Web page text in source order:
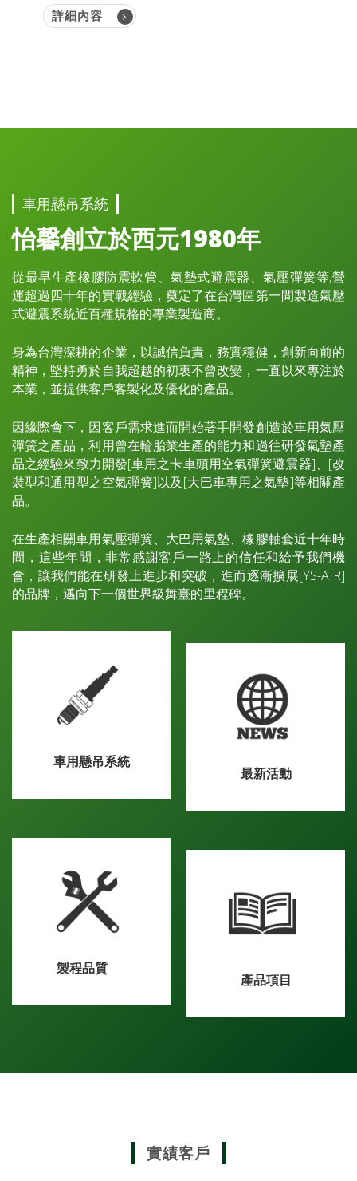
詳細內容
車用懸吊系統
怡馨創立於西元1980年
從最早生產橡膠防震軟管、氣墊式避震器、氣壓彈簧等,營
運超過四十年的實戰經驗，奠定了在台灣區第一間製造氣壓
式避震系統近百種規格的專業製造商。
身為台灣深耕的企業，以誠信負責，務實穩健，創新向前的
精神，堅持勇於自我超越的初衷不曾改變，一直以來專注於
本業，並提供客戶客製化及優化的產品。
因緣際會下，因客戶需求進而開始著手開發創造於車用氣壓
彈簧之產品，利用曾在輪胎業生產的能力和過往研發氣墊產
品之經驗來致力開發[車用之卡車頭用空氣彈簧避震器]、[改
裝型和通用型之空氣彈簧]以及[大巴車專用之氣墊]等相關產
品。
在生產相關車用氣壓彈簧、大巴用氣墊、橡膠軸套近十年時
間，這些年間，非常感謝客戶一路上的信任和給予我們機
會，讓我們能在研發上進步和突破，進而逐漸擴展[YS-AIR]
的品牌，邁向下一個世界級舞臺的里程碑。
車用懸吊系統
最新活動
製程品質
產品項目
實績客戶